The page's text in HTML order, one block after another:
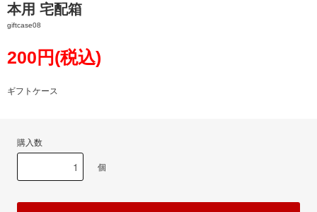
本用 宅配箱
giftcase08
200円(税込)
ギフトケース
購入数
個